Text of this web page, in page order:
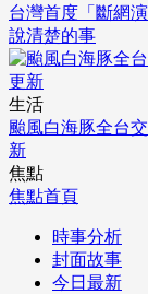
台灣首度「斷網
說清楚的事
生活
颱風白海豚全台
新
焦點
焦點首頁
時事分析
封面故事
今日最新